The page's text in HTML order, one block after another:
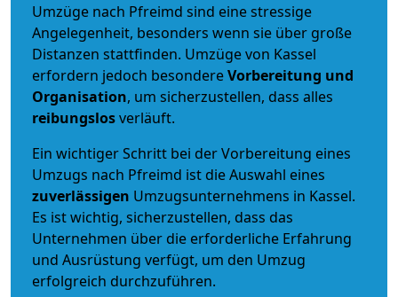
Umzüge nach Pfreimd sind eine stressige
Angelegenheit, besonders wenn sie über große
Distanzen stattfinden. Umzüge von Kassel
erfordern jedoch besondereVorbereitung und
Organisation, um sicherzustellen, dass alles
reibungslosverläuft.
Ein wichtiger Schritt bei der Vorbereitung eines
Umzugs nach Pfreimd ist die Auswahl eines
zuverlässigen Umzugsunternehmens in Kassel.
Es ist wichtig, sicherzustellen, dass das
Unternehmen über die erforderliche Erfahrung
und Ausrüstung verfügt, um den Umzug
erfolgreich durchzuführen.